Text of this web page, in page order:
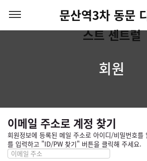
문산역3차 동문
스트 센트럴
회원
이메일 주소로 계정 찾기
회원정보에 등록된 메일 주소로 아이디/비밀번호를
를 입력하고 "ID/PW 찾기" 버튼을 클릭해 주세요.